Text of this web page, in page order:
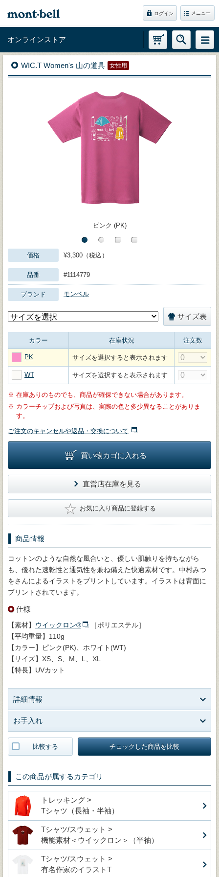
ログイン メニュー
オンラインストア
WIC.T Women's 山の道具 女性用
ピンク (PK)
価格 ¥3,300（税込）
品番 #1114779
ブランド モンベル
サイズ表
カラー 在庫状況 注文数
PK サイズを選択すると表示されます
WT サイズを選択すると表示されます
※ 在庫ありのものでも、商品が確保できない場合があります。
※ カラーチップおよび写真は、実際の色と多少異なることがありま
す。
ご注文のキャンセルや返品・交換について
買い物カゴに入れる
直営店在庫を見る
★ お気に入り商品に登録する
商品情報
コットンのような自然な風合いと、優しい肌触りを持ちながら
も、優れた速乾性と通気性を兼ね備えた快適素材です。中村みつ
をさんによるイラストをプリントしています。イラストは背面に
プリントされています。
仕様
【素材】 ウイックロン®
［ポリエステル］
【平均重量】110g
【カラー】ピンク(PK)、ホワイト(WT)
【サイズ】XS、S、M、L、XL
【特長】UVカット
詳細情報
お手入れ
比較する チェックした商品を比較
この商品が属するカテゴリ
トレッキング >
Tシャツ（長袖・半袖）
Tシャツ/スウェット >
機能素材＜ウイックロン＞（半袖）
Tシャツ/スウェット >
有名作家のイラストT